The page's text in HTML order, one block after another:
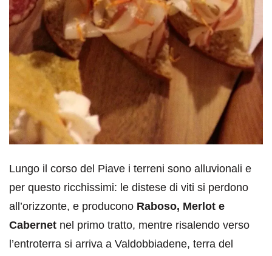
Lungo il corso del Piave i terreni sono alluvionali e
per questo ricchissimi: le distese di viti si perdono
all’orizzonte, e producono Raboso, Merlot e
Cabernet nel primo tratto, mentre risalendo verso
l’entroterra si arriva a Valdobbiadene, terra del